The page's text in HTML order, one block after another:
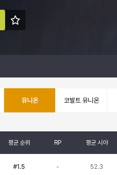
유니온 코발트 유니온
평균 순위 RP 평균 시야
#1.5 - 52.3